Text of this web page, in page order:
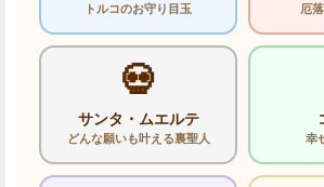
トルコのお守り目玉 厄
💀
サンタ・ムエルテ
どんな願いも叶える裏聖人 幸